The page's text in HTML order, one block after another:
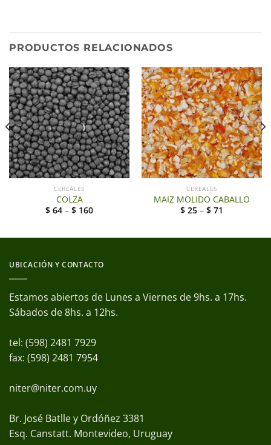
PRODUCTOS RELACIONADOS
CEREALES
COLZA
$ 64 – $ 160
CEREALES
MAIZ MOLIDO CABALLO
$ 25 – $ 71
UBICACIÓN Y CONTACTO
Estamos abiertos de Lunes a Viernes de 9hs. a 17hs.
Sábados de 8hs. a 12hs.
tel: (598) 2481 7929
fax: (598) 2481 7954
niter@niter.com.uy
Br. José Batlle y Ordóñez 3381
Esq. Canstatt. Montevideo, Uruguay